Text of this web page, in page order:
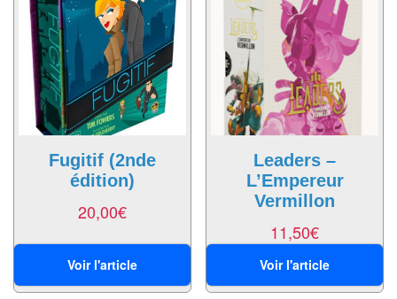
Coffrets
Echiquiers
et
de
voyage
Echiquiers
électroniques
Echiquiers
clubs
Pièces
Fugitif (2nde
édition)
20,00€
Voir l'article
Leaders –
L’Empereur
Vermillon
11,50€
Voir l'article